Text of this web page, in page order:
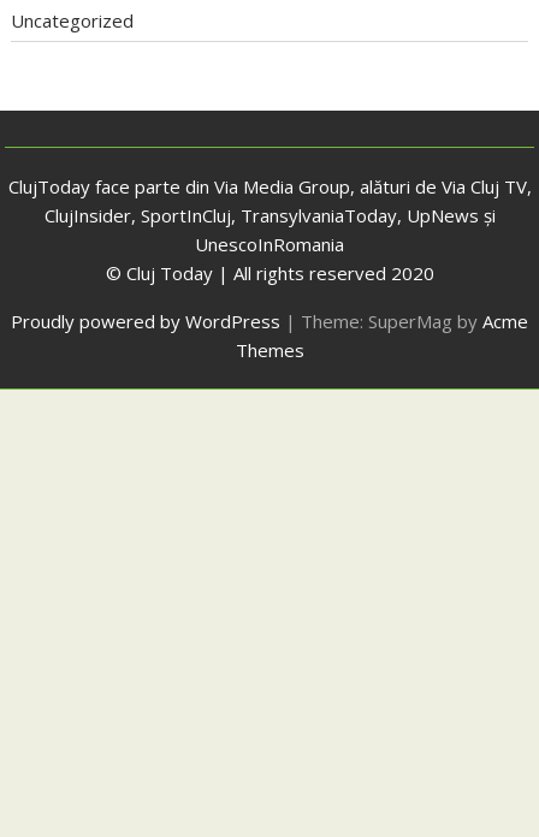
Uncategorized
ClujToday face parte din Via Media Group, alături de Via Cluj TV,
ClujInsider, SportInCluj, TransylvaniaToday, UpNews și
UnescoInRomania
© Cluj Today | All rights reserved 2020
Proudly powered by WordPress | Theme: SuperMag by Acme
Themes